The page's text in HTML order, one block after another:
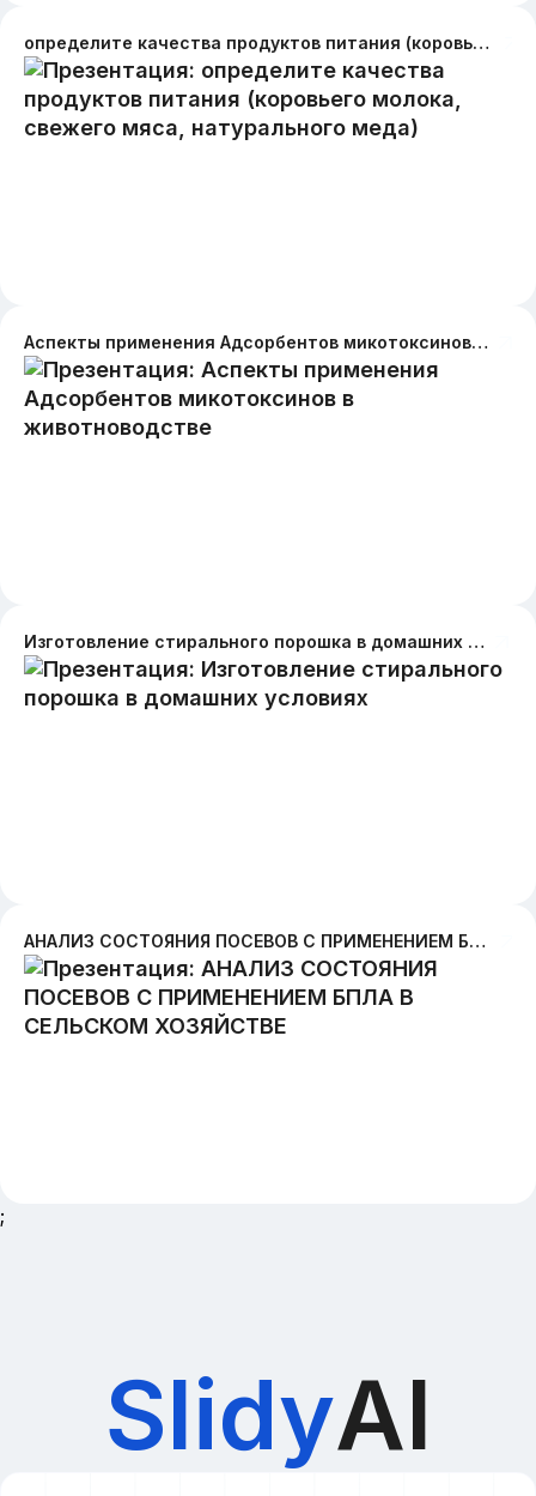
определите качества продуктов питания (коровьего молока, свежего мяса, натурального меда)
Аспекты применения Адсорбентов микотоксинов в животноводстве
Изготовление стирального порошка в домашних условиях
АНАЛИЗ СОСТОЯНИЯ ПОСЕВОВ С ПРИМЕНЕНИЕМ БПЛА В СЕЛЬСКОМ ХОЗЯЙСТВЕ
;
SlidyAI